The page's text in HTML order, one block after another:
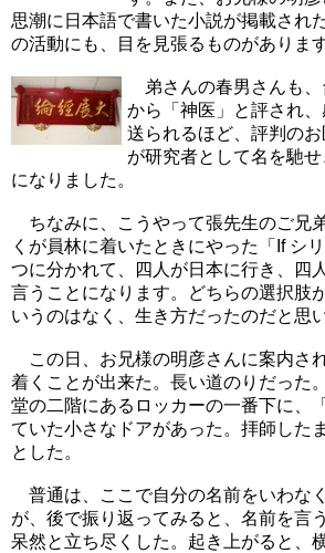
思潮に日本語で書いた小説が掲載され
の活動にも、目を見張るものがあります
弟さんの春男さんも、
から「神医」と評され
送られるほど、評判の
が研究者として名を馳
になりました。
ちなみに、こうやって張先生のご兄
くが員林に着いたときにやった「If シ
つに分かれて、四人が日本に行き、四
言うことになります。どちらの選択肢
いうのはなく、生き方だったのだと思
この日、お兄様の明彦さんに案内さ
着くことが出来た。長い道のりだった
堂の二階にあるロッカーの一番下に、
ていた小さなドアがあった。拝師した
とした。
普通は、ここで自分の名前をいわな
が、後で振り返ってみると、名前を言
呆然と立ち尽くした。起き上がると、